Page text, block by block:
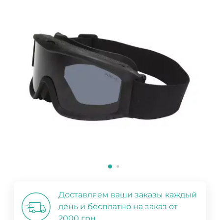
Доставляем ваши заказы каждый
день и бесплатно на заказ от